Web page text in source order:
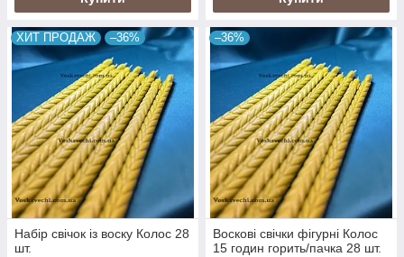
ХИТ ПРОДАЖ –36%
Набір свічок із воску Колос 28
шт.
–36%
Воскові свічки фігурні Колос
15 годин горить/пачка 28 шт.